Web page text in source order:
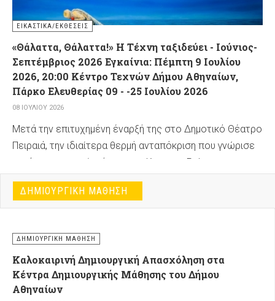
ΕΙΚΑΣΤΙΚΆ/ΕΚΘΈΣΕΙΣ
«Θάλαττα, Θάλαττα!» Η Τέχνη ταξιδεύει - Ιούνιος-
Σεπτέμβριος 2026 Εγκαίνια: Πέμπτη 9 Ιουλίου
2026, 20:00 Κέντρο Τεχνών Δήμου Αθηναίων,
Πάρκο Ελευθερίας 09 - -25 Ιουλίου 2026
08 ΙΟΥΛΊΟΥ 2026
Μετά την επιτυχημένη έναρξή της στο Δημοτικό Θέατρο
Πειραιά, την ιδιαίτερα θερμή ανταπόκριση που γνώρισε
κατά την παρουσίασή της στο Knossos Palace της
Minoan Lines, -όπου για πρώτη φορά μια έκθεση
σύγχρονης τέχνης και ποίησης ταξίδεψε πάνω σε εν
λειτουργία επιβατηγό πλοίο-, και την παρουσίασή της
πολιτιστική και περιβαλλοντική πρωτοβουλία
«ΘΑΛΑΤΤΑ, ΘΑΛΑΤΤΑ!!»συνεχίζει το ταξίδι της στην
Αθήνα.
ΔΗΜΙΟΥΡΓΙΚΉ ΜΆΘΗΣΗ
ΔΗΜΙΟΥΡΓΙΚΉ ΜΆΘΗΣΗ
Καλοκαιρινή Δημιουργική Απασχόληση στα
Κέντρα Δημιουργικής Μάθησης του Δήμου
Αθηναίων